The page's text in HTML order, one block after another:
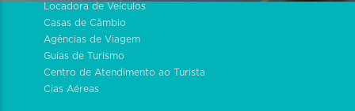
Locadora de Veículos
Casas de Câmbio
Agências de Viagem
Guias de Turismo
Centro de Atendimento ao Turista
Cias Aéreas